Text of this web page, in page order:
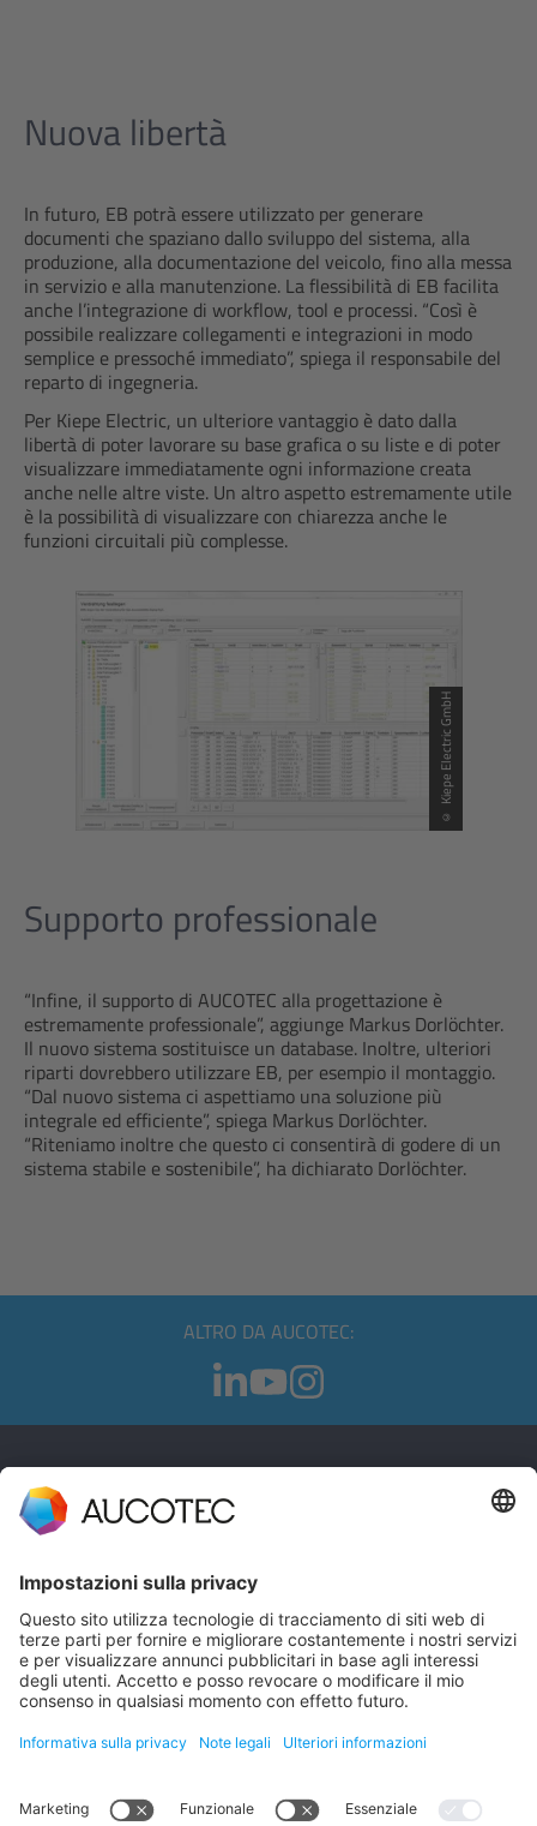
Nuova libertà
In futuro, EB potrà essere utilizzato per generare
documenti che spaziano dallo sviluppo del sistema, alla
produzione, alla documentazione del veicolo, fino alla messa
in servizio e alla manutenzione. La flessibilità di EB facilita
anche l’integrazione di workflow, tool e processi. “Così è
possibile realizzare collegamenti e integrazioni in modo
semplice e pressoché immediato”, spiega il responsabile del
reparto di ingegneria.
Per Kiepe Electric, un ulteriore vantaggio è dato dalla
libertà di poter lavorare su base grafica o su liste e di poter
visualizzare immediatamente ogni informazione creata
anche nelle altre viste. Un altro aspetto estremamente utile
è la possibilità di visualizzare con chiarezza anche le
funzioni circuitali più complesse.
© Kiepe Electric GmbH
Supporto professionale
“Infine, il supporto di AUCOTEC alla progettazione è
estremamente professionale”, aggiunge Markus Dorlöchter.
Il nuovo sistema sostituisce un database. Inoltre, ulteriori
riparti dovrebbero utilizzare EB, per esempio il montaggio.
“Dal nuovo sistema ci aspettiamo una soluzione più
integrale ed efficiente”, spiega Markus Dorlöchter.
“Riteniamo inoltre che questo ci consentirà di godere di un
sistema stabile e sostenibile”, ha dichiarato Dorlöchter.
ALTRO DA AUCOTEC:
CONTATTI
Telefono +49 511 6103 0
AUCOTEC AG
30916 Isernhagen